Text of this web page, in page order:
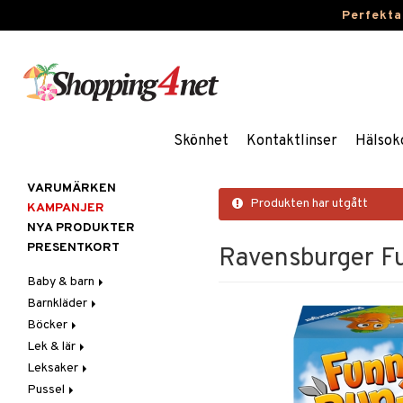
Skönhet Kontaktlinser
Produkten har utgått
Ravensburger
VARUMÄRKEN
KAMPANJER
NYA PRODUKTER
PRESENTKORT
Baby & barn
Accessoarer
För håret
Hattar & Mössor
Övrigt
Plånböcker
Aktivitet
Babygym
Babysitters
Bit & Skallra
Äta
Barnservis
Haklappar
Badrockar & Handdukar
Barnvagnstillbehör
Barnkläder
Accessoarer
Kepsar & Solhattar
Badkläder & UV-kläder
Klänningar
Nederdelar
Böcker
Dagböcker
Läs & Lär
Målarböcker
Lek & lär
Experiment
Inlärningsspel
Leksaker
Adventskalendrar
Pussel